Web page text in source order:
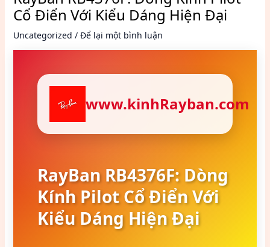
Cổ Điển Với Kiểu Dáng Hiện Đại
Uncategorized / Để lại một bình luận
www.kinhRayban.com
RayBan RB4376F: Dòng
Kính Pilot Cổ Điển Với
Kiểu Dáng Hiện Đại